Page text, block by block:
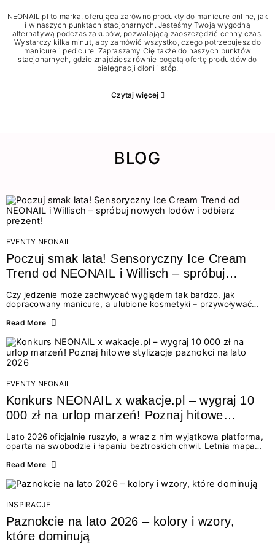
NEONAIL.pl to marka, oferująca zarówno produkty do manicure online, jak
i w naszych punktach stacjonarnych. Jesteśmy Twoją wygodną
alternatywą podczas zakupów, pozwalającą zaoszczędzić cenny czas.
Wystarczy kilka minut, aby zamówić wszystko, czego potrzebujesz do
manicure i pedicure. Zapraszamy Cię także do naszych punktów
stacjonarnych, gdzie znajdziesz równie bogatą ofertę produktów do
pielęgnacji dłoni i stóp.
Czytaj więcej
BLOG
EVENTY NEONAIL
Poczuj smak lata! Sensoryczny Ice Cream
Trend od NEONAIL i Willisch – spróbuj
nowych lodów i odbierz prezent!
Czy jedzenie może zachwycać wyglądem tak bardzo, jak
dopracowany manicure, a ulubione kosmetyki – przywoływać
świata beauty i oszałamiających deserów to coś więcej niż
zmysłami: przez soczysty kolor, aksamitną teksturę,
orzeźwiający zapach i słodki akcent na podniebieniu. Tego lata
NEONAIL łączy siły z marką Willisch, tworząc unikalny projekt
na styku jedzenia i piękna....
Read More
EVENTY NEONAIL
Konkurs NEONAIL x wakacje.pl – wygraj 10
000 zł na urlop marzeń! Poznaj hitowe
Lato 2026 oficjalnie ruszyło, a wraz z nim wyjątkowa platforma,
oparta na swobodzie i łapaniu beztroskich chwil. Letnia mapa
doświadczenia wakacji – od spontanicznych wyjazdów, przez
Motywem przewodnim jest eksplorowanie i kolekcjonowanie
letnich momentów. Z tej okazji przygotowaliśmy coś absolutnie
wyjątkowego: wielki konkurs z wakacje.pl oraz dawkę
najgorętszych trendów w...
Read More
INSPIRACJE
Paznokcie na lato 2026 – kolory i wzory,
które dominują